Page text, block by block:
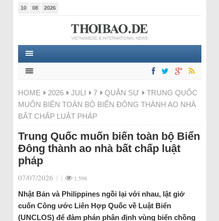
10 08 2026
HOME 2026 JULI 7 QUÂN SỰ
TRUNG QUỐC
MUỐN BIẾN TOÀN BỘ BIỂN ĐÔNG THÀNH AO NHÀ
BẤT CHẤP LUẬT PHÁP
Trung Quốc muốn biến toàn bộ Biển
Đông thành ao nhà bất chấp luật
pháp
07/07/2026 | | 1.598
Nhật Bản và Philippines ngồi lại với nhau, lật giở
cuốn Công ước Liên Hợp Quốc về Luật Biển
(UNCLOS) để đàm phán phân định vùng biển chồng